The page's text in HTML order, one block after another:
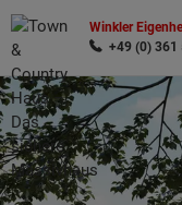
Winkler
+49 (0) 361
Wonach